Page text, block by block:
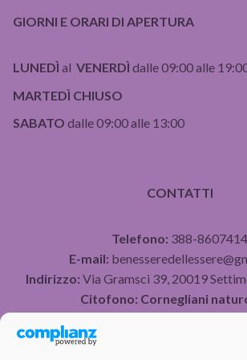
GIORNI E ORARI DI APERTURA
LUNEDÌ al VENERDÌ dalle 09:00 alle
MARTEDÌ CHIUSO
SABATO dalle 09:00 alle 13:00
CONTATTI
Telefono: 388-8607414
E-mail:
Indirizzo: Via Gramsci 39, 20019
Citofono: Cornegliani